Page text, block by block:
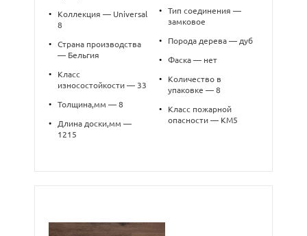
•
Коллекция — Universal
8
•
Страна производства
— Бельгия
•
Класс
износостойкости — 33
• Толщина,мм — 8
•
Длина доски,мм —
1215
•
Тип соединения —
замковое
• Порода дерева — дуб
• Фаска — нет
•
Количество в
упаковке — 8
•
Класс пожарной
опасности — КМ5